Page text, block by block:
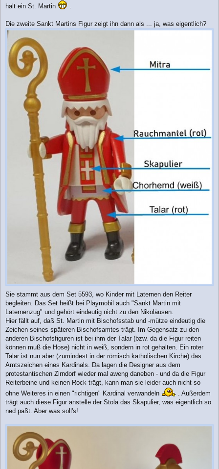
halt ein St. Martin
.
Die zweite Sankt Martins Figur zeigt ihn dann als ... ja, was eigentlich?
Sie stammt aus dem Set 5593, wo Kinder mit Laternen den Reiter
begleiten. Das Set heißt bei Playmobil auch "Sankt Martin mit
Laternenzug" und gehört eindeutig nicht zu den Nikoläusen.
Hier fällt auf, daß St. Martin mit Bischofsstab und -mütze eindeutig die
Zeichen seines späteren Bischofsamtes trägt. Im Gegensatz zu den
anderen Bischofsfiguren ist bei ihm der Talar (bzw. da die Figur reiten
können muß die Hose) nicht in weiß, sondern in rot gehalten. Ein roter
Talar ist nun aber (zumindest in der römisch katholischen Kirche) das
Amtszeichen eines Kardinals. Da lagen die Designer aus dem
protestantischen Zirndorf wieder mal aweng daneben - und da die Figur
Reiterbeine und keinen Rock trägt, kann man sie leider auch nicht so
ohne Weiteres in einen "richtigen" Kardinal verwandeln
. Außerdem
trägt auch diese Figur anstelle der Stola das Skapulier, was eigentlich so
ned paßt. Aber was soll's!